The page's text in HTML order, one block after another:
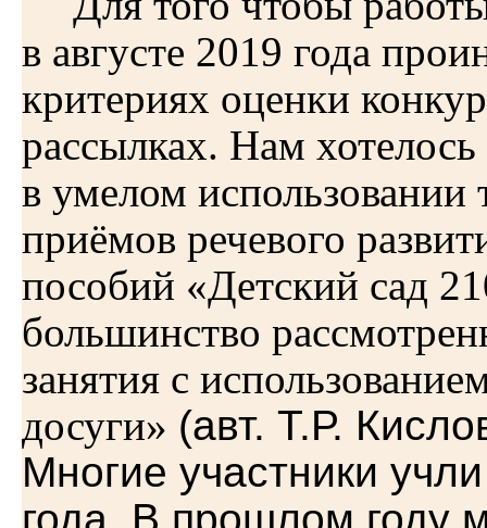
в августе 2019 года
критериях оценки
рассылках. Нам хотелось
в умелом использовании
приёмов речевого
пособий «Детский сад
большинство
занятия с
досуги» (авт. Т.Р.
Многие участники